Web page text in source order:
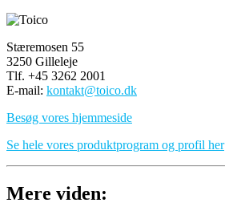
Stæremosen 55
3250 Gilleleje
Tlf. +45 3262 2001
E-mail: kontakt@toico.dk
Besøg vores hjemmeside
Se hele vores produktprogram og profil her
Mere viden: